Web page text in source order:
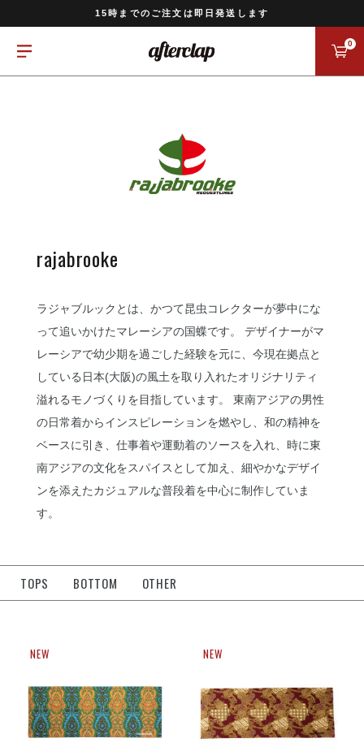
15時までのご注文は即日発送します
0
rajabrooke
ラジャブルックとは、かつて昆虫コレクターが夢中にな
って追いかけたマレーシアの国蝶です。 デザイナーがマ
レーシアで幼少期を過ごした経験を元に、今現在拠点と
している日本(大阪)の風土を取り入れたオリジナリティ
溢れるモノづくりを目指しています。 東南アジアの男性
の日常着からインスピレーションを燃やし、和の精神を
ベースに引き、仕事着や運動着のソースを入れ、時に東
南アジアの文化をスパイスとして加え、細やかなデザイ
ンを添えたカジュアルな普段着を中心に制作していま
す。
TOPS BOTTOM OTHER
NEW NEW